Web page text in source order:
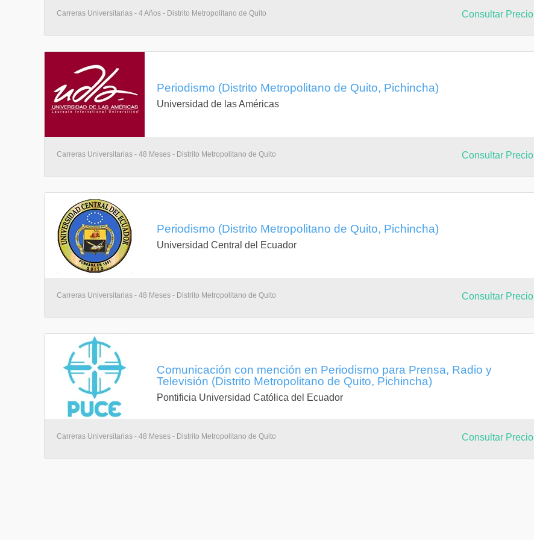
Carreras Universitarias - 4 Años - Distrito Metropolitano de Quito Consultar Precio
Periodismo (Distrito Metropolitano de Quito, Pichincha)
Universidad de las Américas
Carreras Universitarias - 48 Meses - Distrito Metropolitano de Quito Consultar Precio
Periodismo (Distrito Metropolitano de Quito, Pichincha)
Universidad Central del Ecuador
Carreras Universitarias - 48 Meses - Distrito Metropolitano de Quito Consultar Precio
Comunicación con mención en Periodismo para Prensa, Radio y
Televisión (Distrito Metropolitano de Quito, Pichincha)
Pontificia Universidad Católica del Ecuador
Carreras Universitarias - 48 Meses - Distrito Metropolitano de Quito Consultar Precio